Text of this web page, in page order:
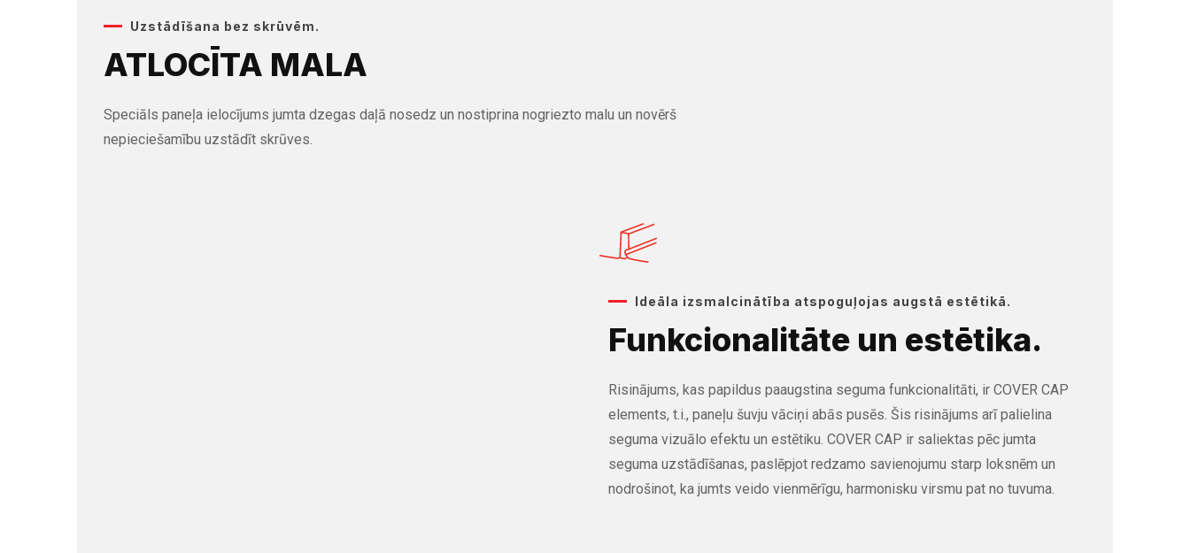
Uzstādīšana bez skrūvēm.
ATLOCĪTA MALA
Speciāls paneļa ielocījums jumta dzegas daļā nosedz un nostiprina nogriezto malu un novērš
nepieciešamību uzstādīt skrūves.
Ideāla izsmalcinātība atspoguļojas augstā estētikā.
Funkcionalitāte un estētika.
Risinājums, kas papildus paaugstina seguma funkcionalitāti, ir COVER CAP
elements, t.i., paneļu šuvju vāciņi abās pusēs. Šis risinājums arī palielina
seguma vizuālo efektu un estētiku. COVER CAP ir saliektas pēc jumta
seguma uzstādīšanas, paslēpjot redzamo savienojumu starp loksnēm un
nodrošinot, ka jumts veido vienmērīgu, harmonisku virsmu pat no tuvuma.